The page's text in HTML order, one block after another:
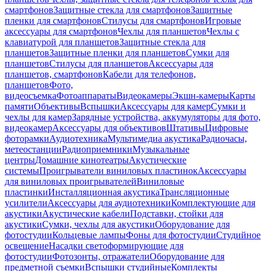
смартфоновЗащитные стекла для смартфоновЗащитные
пленки для смартфоновСтилусы для смартфоновИгровые
аксессуары для смартфоновЧехлы для планшетовЧехлы с
клавиатурой для планшетовЗащитные стекла для
планшетовЗащитные пленки для планшетовСумки для
планшетовСтилусы для планшетовАксессуары для
планшетов, смартфоновКабели для телефонов,
планшетовФото,
видеосъемкаФотоаппаратыВидеокамерыЭкшн-камерыКарты
памятиОбъективыВспышкиАксессуары для камерСумки и
чехлы для камерЗарядные устройства, аккумуляторы для фото,
видеокамерАксессуары для объективовШтативыЦифровые
фоторамкиАудиотехникаМультимедиа акустикаРадиочасы,
метеостанцииРадиоприемникиМузыкальные
центрыДомашние кинотеатрыАкустические
системыПроигрыватели виниловых пластинокАксессуары
для виниловых проигрывателейВиниловые
пластинкиИнсталляционная акустикаТрансляционные
усилителиАксессуары для аудиотехникиКомплектующие для
акустикиАкустические кабелиПодставки, стойки для
акустикиСумки, чехлы для акустикиОборудование для
фотостудииКольцевые лампыФоны для фотостудииСтудийное
освещениеНасадки светоформирующие для
фотостудииФотозонты, отражателиОборудование для
предметной съемкиВспышки студийныеКомплекты